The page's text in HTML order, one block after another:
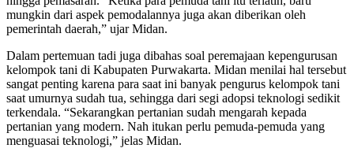
mungkin dari aspek pemodalannya juga akan diberikan oleh
pemerintah daerah,” ujar Midan.
Dalam pertemuan tadi juga dibahas soal peremajaan kepengurusan
kelompok tani di Kabupaten Purwakarta. Midan menilai hal tersebut
sangat penting karena para saat ini banyak pengurus kelompok tani
saat umurnya sudah tua, sehingga dari segi adopsi teknologi sedikit
terkendala. “Sekarangkan pertanian sudah mengarah kepada
pertanian yang modern. Nah itukan perlu pemuda-pemuda yang
menguasai teknologi,” jelas Midan.